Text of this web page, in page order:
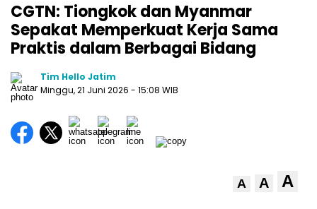
CGTN: Tiongkok dan Myanmar
Sepakat Memperkuat Kerja Sama
Praktis dalam Berbagai Bidang
Tim Hello Jatim
Minggu, 21 Juni 2026 - 15:08 WIB
A A A